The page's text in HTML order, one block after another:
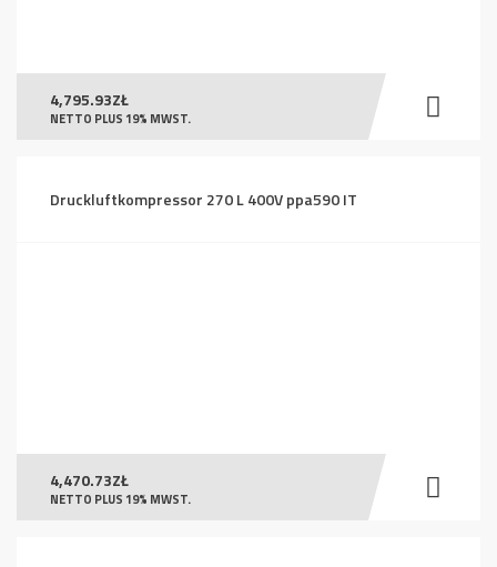
4,795.93ZŁ
NETTO PLUS 19% MWST.
Druckluftkompressor 270 L 400V ppa590 IT
4,470.73ZŁ
NETTO PLUS 19% MWST.